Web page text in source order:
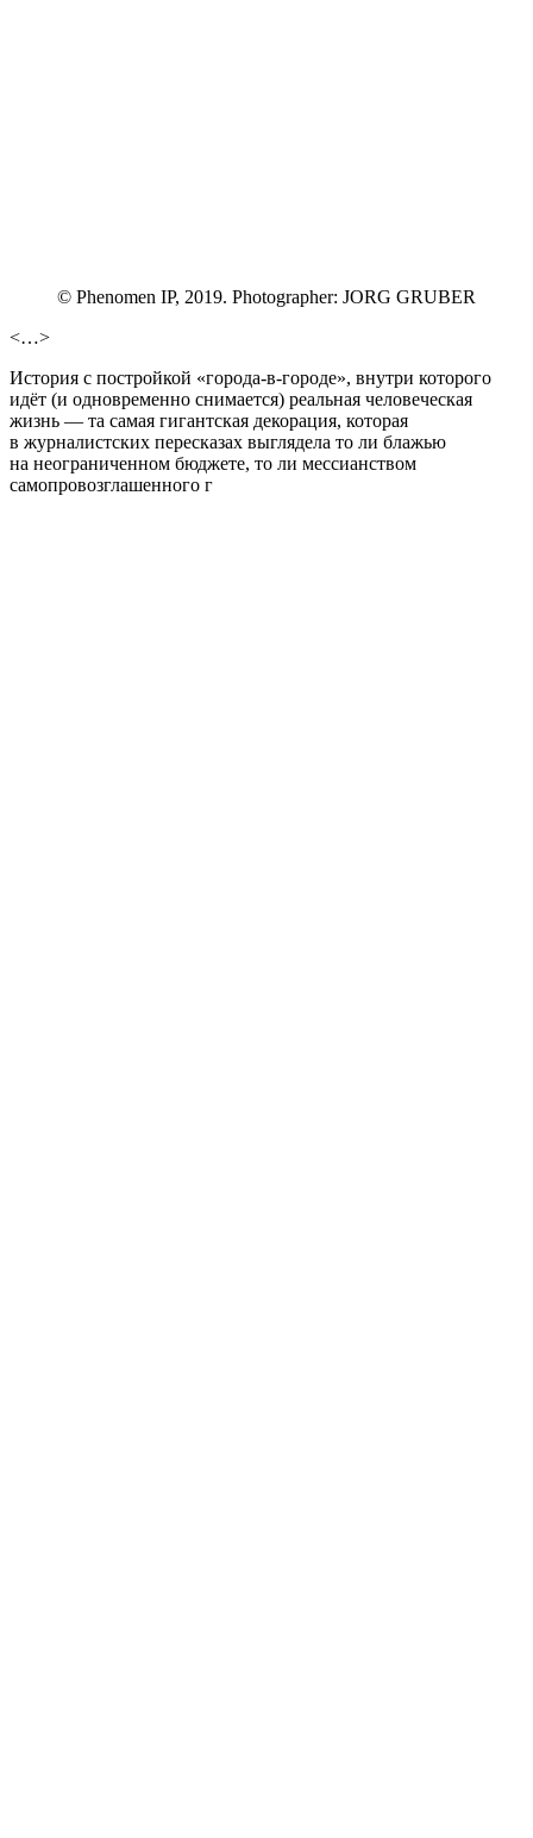
© Phenomen IP, 2019. Photographer: JORG GRUBER
<…>
История с постройкой «города-в-городе», внутри которого
идёт (и одновременно снимается) реальная человеческая
жизнь — та самая гигантская декорация, которая
в журналистских пересказах выглядела то ли блажью
на неограниченном бюджете, то ли мессианством
самопровозглашенного г